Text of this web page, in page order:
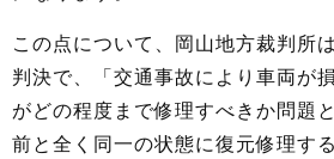
この点について、岡山地方裁判所
判決で、「交通事故により車両が
がどの程度まで修理すべきか問題
前と全く同一の状態に復元修理す